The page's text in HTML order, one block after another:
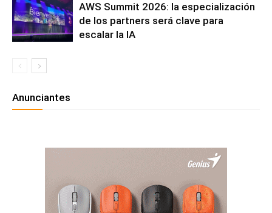
AWS Summit 2026: la especialización
de los partners será clave para
escalar la IA
Anunciantes